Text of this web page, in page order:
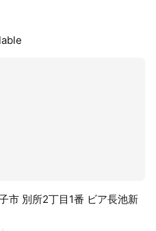
市 別所2丁目1番 ビア長池新